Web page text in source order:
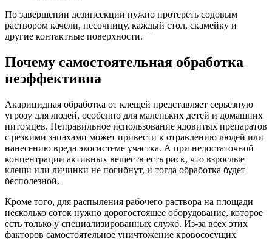
По завершении дезинсекции нужно протереть содовым
раствором качели, песочницу, каждый стол, скамейку и
другие контактные поверхности.
Почему самостоятельная обработка
неэффективна
Акарицидная обработка от клещей представляет серьёзную
угрозу для людей, особенно для маленьких детей и домашних
питомцев. Неправильное использование ядовитых препаратов
с резкими запахами может привести к отравлению людей или
нанесению вреда экосистеме участка. А при недостаточной
концентрации активных веществ есть риск, что взрослые
клещи или личинки не погибнут, и тогда обработка будет
бесполезной.
Кроме того, для распыления рабочего раствора на площади
несколько соток нужно дорогостоящее оборудование, которое
есть только у специализированных служб. Из-за всех этих
факторов самостоятельное уничтожение кровососущих